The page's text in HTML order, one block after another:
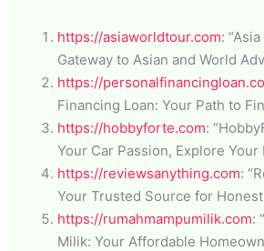
https://asiaworldtour.com:
Gateway to Asian and World
https://
Financing Loan: Your Path to
https://hobbyforte.com:
Your Car Passion, Explore Your
https://reviewsanything.com:
Your Trusted Source for
https://rumahmampumilik.com:
Milik: Your Affordable